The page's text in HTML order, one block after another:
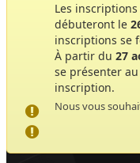
Les inscriptions
débuteront le
inscriptions se
À partir du 27
se présenter
inscription.
Nous vous